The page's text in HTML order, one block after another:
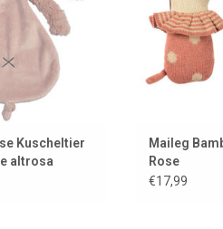
HINZUFÜGEN
Kuscheltier
altrosa
Maileg
Rose
€17,99